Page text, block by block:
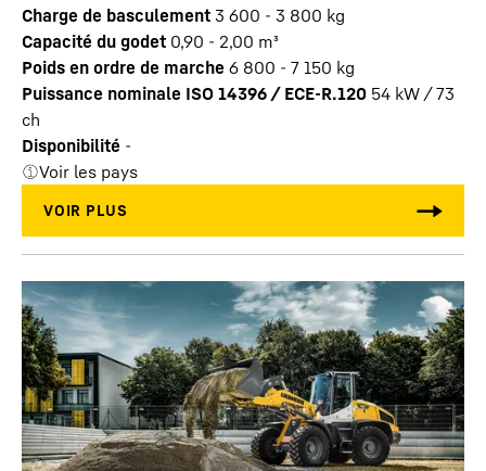
Charge de basculement 3 600 - 3 800 kg
Capacité du godet 0,90 - 2,00 m³
Poids en ordre de marche 6 800 - 7 150 kg
Puissance nominale ISO 14396 / ECE-R.120 54 kW / 73
ch
Disponibilité -
Voir les pays